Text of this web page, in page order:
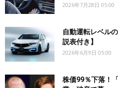
2026年7月28日 05:00
自動運転レベル
説表付き】
2026年6月9日 05:00
株価99％下落！